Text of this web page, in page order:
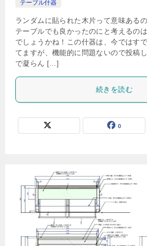
テーブル什器
ランダムに貼られた木片って意味ある
テーブルでも良かったのにと考えるの
でしょうかね！この什器は、今ではす
てますが、機能的に問題ないので投稿
で凝らん […]
続きを読む
0